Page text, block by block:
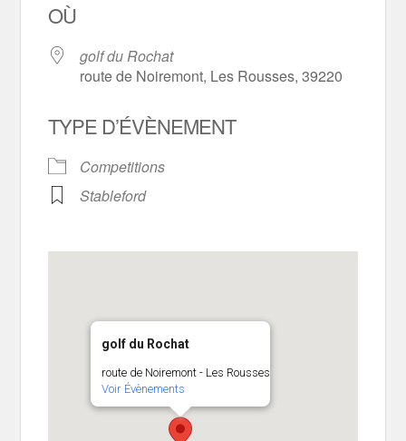
OÙ
golf du Rochat
route de Noiremont, Les Rousses, 39220
TYPE D’ÉVÈNEMENT
Competitions
Stableford
golf du Rochat
route de Noiremont - Les Rousses
Voir Évènements